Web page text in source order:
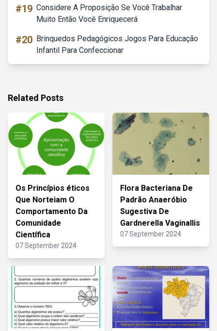
#19 Considere A Proposição Se Você Trabalhar
Muito Então Você Enriquecerá
#20 Brinquedos Pedagógicos Jogos Para Educação
Infantil Para Confeccionar
Related Posts
Os Princípios éticos
Que Norteiam O
Comportamento Da
Comunidade
Científica
07 September 2024
Flora Bacteriana De
Padrão Anaeróbio
Sugestiva De
Gardnerella Vaginallis
07 September 2024